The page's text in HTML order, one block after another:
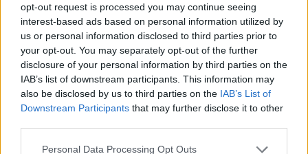
opt-out request is processed you may continue seeing
interest-based ads based on personal information utilized by
us or personal information disclosed to third parties prior to
your opt-out. You may separately opt-out of the further
disclosure of your personal information by third parties on the
IAB’s list of downstream participants. This information may
also be disclosed by us to third parties on the IAB’s List of
Downstream Participants that may further disclose it to other
Please note that this website/app uses one or more Google
Personal Data Processing Opt Outs
Δολοφονία Βρετανίδας
στην Κυψέλη: Οι δύο
Αφγανού – Το στίγμα του
Μυστράς: Παθολογικά
«δείχνει» η πρώτη
90χρονου, που